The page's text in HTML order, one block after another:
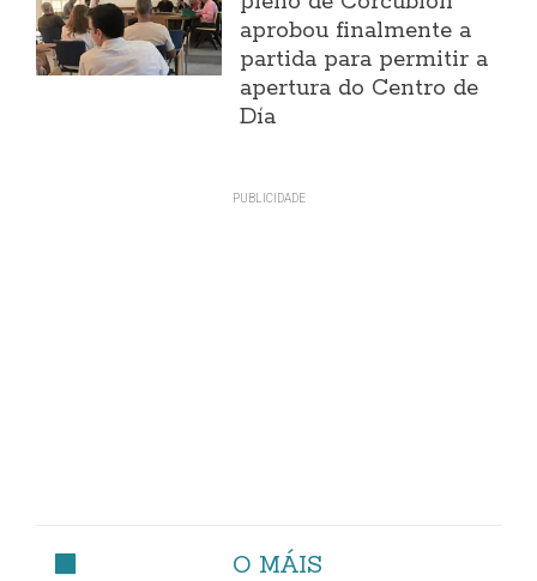
aprobou finalmente a
partida para permitir a
apertura do Centro de
Día
O MÁIS